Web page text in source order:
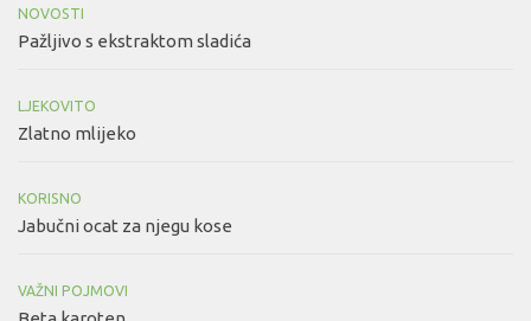
NOVOSTI
Pažljivo s ekstraktom sladića
LJEKOVITO
Zlatno mlijeko
KORISNO
Jabučni ocat za njegu kose
VAŽNI POJMOVI